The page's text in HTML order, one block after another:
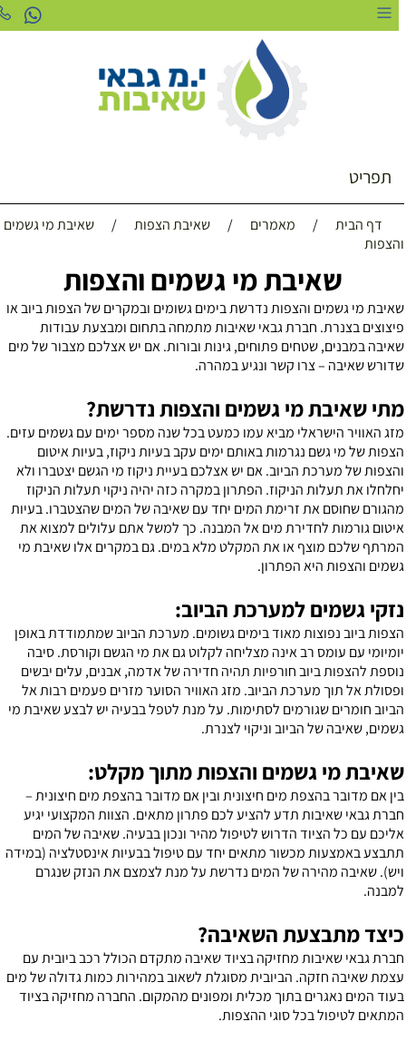
תפריט
דף הבית / מאמרים / שאיבת הצפות /
שאיבת מי גשמים
שאיבת מי גשמים והצפות
מי גשמים והצפות נדרשת בימים גשומים ובמקרים של הצפות ביוב או
בצנרת. חברת גבאי שאיבות מתמחה בתחום ומבצעת עבודות
במבנים, שטחים פתוחים, גינות ובורות. אם יש אצלכם מצבור של מים
שאיבה – צרו קשר ונגיע במהרה.
שאיבת מי גשמים והצפות נדרשת?
האוויר הישראלי מביא עמו כמעט בכל שנה מספר ימים עם גשמים עזים.
של מי גשם נגרמות באותם ימים עקב בעיות ניקוז, בעיות איטום
של מערכת הביוב. אם יש אצלכם בעיית ניקוז מי הגשם יצטברו ולא
את תעלות הניקוז. הפתרון במקרה כזה יהיה ניקוי תעלות הניקוז
שחוסם את זרימת המים יחד עם שאיבה של המים שהצטברו. בעיות
גורמות לחדירת מים אל המבנה. כך למשל אתם עלולים למצוא את
שלכם מוצף או את המקלט מלא במים. גם במקרים אלו שאיבת מי
והצפות היא הפתרון.
גשמים למערכת הביוב:
ביוב נפוצות מאוד בימים גשומים. מערכת הביוב שמתמודדת באופן
עם עומס רב אינה מצליחה לקלוט גם את מי הגשם וקורסת. סיבה
להצפות ביוב חורפיות תהיה חדירה של אדמה, אבנים, עלים יבשים
אל תוך מערכת הביוב. מזג האוויר הסוער מזרים פעמים רבות אל
חומרים שגורמים לסתימות. על מנת לטפל בבעיה יש לבצע שאיבת מי
שאיבה של הביוב וניקוי לצנרת.
מי גשמים והצפות מתוך מקלט:
אם מדובר בהצפת מים חיצונית ובין אם מדובר בהצפת מים חיצונית –
גבאי שאיבות תדע להציע לכם פתרון מתאים. הצוות המקצועי יגיע
עם כל הציוד הדרוש לטיפול מהיר ונכון בבעיה. שאיבה של המים
באמצעות מכשור מתאים יחד עם טיפול בבעיות אינסטלציה (במידה
שאיבה מהירה של המים נדרשת על מנת לצמצם את הנזק שנגרם
מתבצעת השאיבה?
גבאי שאיבות מחזיקה בציוד שאיבה מתקדם הכולל רכב ביובית עם
שאיבה חזקה. הביובית מסוגלת לשאוב במהירות כמות גדולה של מים
המים נאגרים בתוך מכלית ומפונים מהמקום. החברה מחזיקה בציוד
לטיפול בכל סוגי ההצפות.